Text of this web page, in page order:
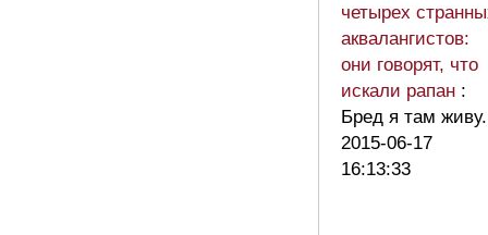
четырех
аквалангистов:
они говорят, что
искали рапан :
Бред я там живу.
2015-06-17
16:13:33